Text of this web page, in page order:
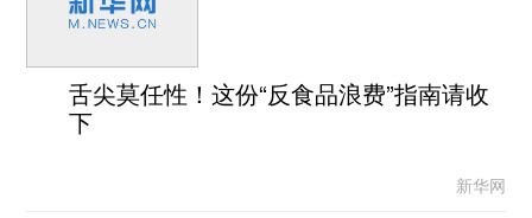
舌尖莫任性！这份“反食品浪费”指南请收
下
新华网